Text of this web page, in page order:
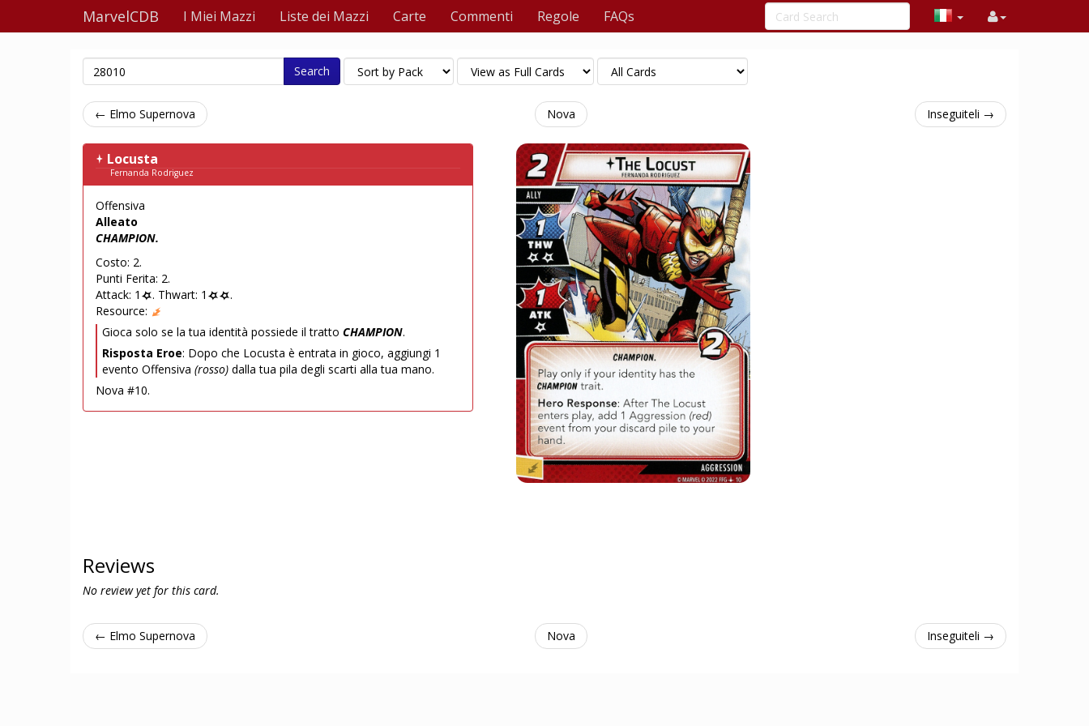
MarvelCDB I Miei Mazzi Liste dei Mazzi Carte Commenti Regole FAQs
Search
← Elmo Supernova Nova Inseguiteli →
Locusta
Fernanda Rodriguez
Offensiva
Alleato
CHAMPION.
Costo: 2.
Punti Ferita: 2.
Attack: 1
. Thwart: 1
.
Resource:
Gioca solo se la tua identità possiede il tratto CHAMPION.
Risposta Eroe: Dopo che Locusta è entrata in gioco, aggiungi 1
evento Offensiva (rosso) dalla tua pila degli scarti alla tua mano.
Nova #10.
Reviews
No review yet for this card.
← Elmo Supernova Nova Inseguiteli →